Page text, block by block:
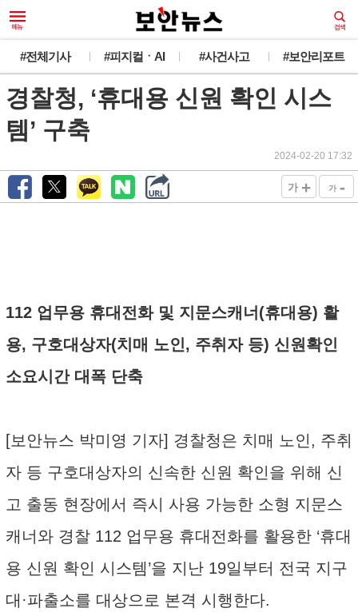
#전체기사 #피지컬ㆍAI #사건사고 #보안리포트
경찰청, ‘휴대용 신원 확인 시스
템’ 구축
2024-02-20 17:32
가 + 가 -
112 업무용 휴대전화 및 지문스캐너(휴대용) 활
용, 구호대상자(치매 노인, 주취자 등) 신원확인
소요시간 대폭 단축
[보안뉴스 박미영 기자] 경찰청은 치매 노인, 주취
자 등 구호대상자의 신속한 신원 확인을 위해 신
고 출동 현장에서 즉시 사용 가능한 소형 지문스
캐너와 경찰 112 업무용 휴대전화를 활용한 ‘휴대
용 신원 확인 시스템’을 지난 19일부터 전국 지구
대·파출소를 대상으로 본격 시행한다.